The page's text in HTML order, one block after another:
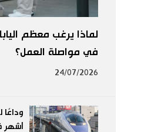
لماذا يرغب معظم
في مواصلة العمل؟
24/07/2026
أشهر